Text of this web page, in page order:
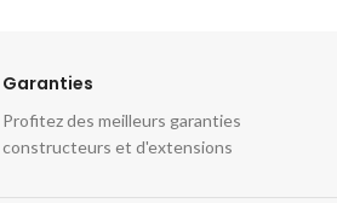
Garanties
Profitez des meilleurs garanties
constructeurs et d'extensions